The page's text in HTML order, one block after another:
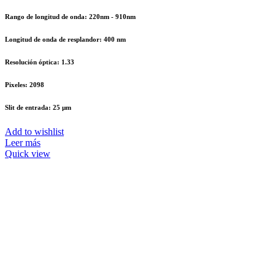
Rango de longitud de onda: 220nm - 910nm
Longitud de onda de resplandor: 400 nm
Resolución óptica: 1.33
Pixeles: 2098
Slit de entrada: 25 µm
Add to wishlist
Leer más
Quick view